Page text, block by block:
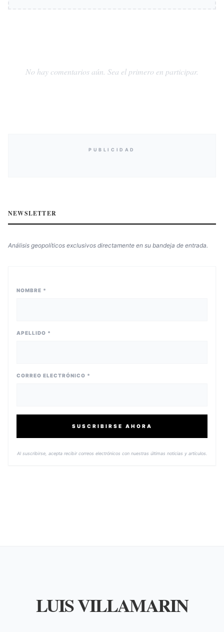
No hay comentarios aún. Sea el primero en participar.
PUBLICIDAD
NEWSLETTER
Análisis geopolíticos exclusivos directamente en su bandeja de entrada.
NOMBRE *
APELLIDO *
CORREO ELECTRÓNICO *
SUSCRIBIRSE AHORA
Al suscribirse, acepta recibir correos electrónicos con nuestras últimas noticias y artículos.
LUIS VILLAMARIN